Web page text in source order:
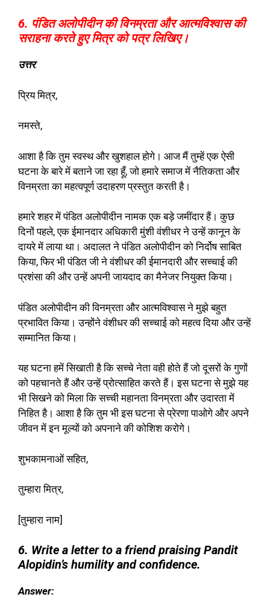
6. पंडित अलोपीदीन की विनम्रता और आत्मविश्वास की
सराहना करते हुए मित्र को पत्र लिखिए।
उत्तर:
प्रिय मित्र,
नमस्ते,
आशा है कि तुम स्वस्थ और खुशहाल होगे। आज मैं तुम्हें एक ऐसी
घटना के बारे में बताने जा रहा हूँ, जो हमारे समाज में नैतिकता और
विनम्रता का महत्वपूर्ण उदाहरण प्रस्तुत करती है।
हमारे शहर में पंडित अलोपीदीन नामक एक बड़े जमींदार हैं। कुछ
दिनों पहले, एक ईमानदार अधिकारी मुंशी वंशीधर ने उन्हें कानून के
दायरे में लाया था। अदालत ने पंडित अलोपीदीन को निर्दोष साबित
किया, फिर भी पंडित जी ने वंशीधर की ईमानदारी और सच्चाई की
प्रशंसा की और उन्हें अपनी जायदाद का मैनेजर नियुक्त किया।
पंडित अलोपीदीन की विनम्रता और आत्मविश्वास ने मुझे बहुत
प्रभावित किया। उन्होंने वंशीधर की सच्चाई को महत्व दिया और उन्हें
सम्मानित किया।
यह घटना हमें सिखाती है कि सच्चे नेता वही होते हैं जो दूसरों के गुणों
को पहचानते हैं और उन्हें प्रोत्साहित करते हैं। इस घटना से मुझे यह
भी सिखने को मिला कि सच्ची महानता विनम्रता और उदारता में
निहित है। आशा है कि तुम भी इस घटना से प्रेरणा पाओगे और अपने
जीवन में इन मूल्यों को अपनाने की कोशिश करोगे।
शुभकामनाओं सहित,
तुम्हारा मित्र,
[तुम्हारा नाम]
6. Write a letter to a friend praising Pandit
Alopidin’s humility and confidence.
Answer: